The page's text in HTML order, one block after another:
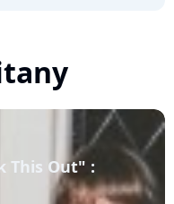
This Out" :